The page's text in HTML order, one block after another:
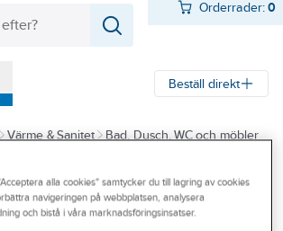
Orderrader:0
Beställ direkt
Värme & Sanitet
Bad, Dusch, WC och möbler
Reservdelar Hansgrohe blandare
alla cookies" samtycker du till lagring av cookies
navigeringen på webbplatsen, analysera
och bistå i våra marknadsföringsinsatser.